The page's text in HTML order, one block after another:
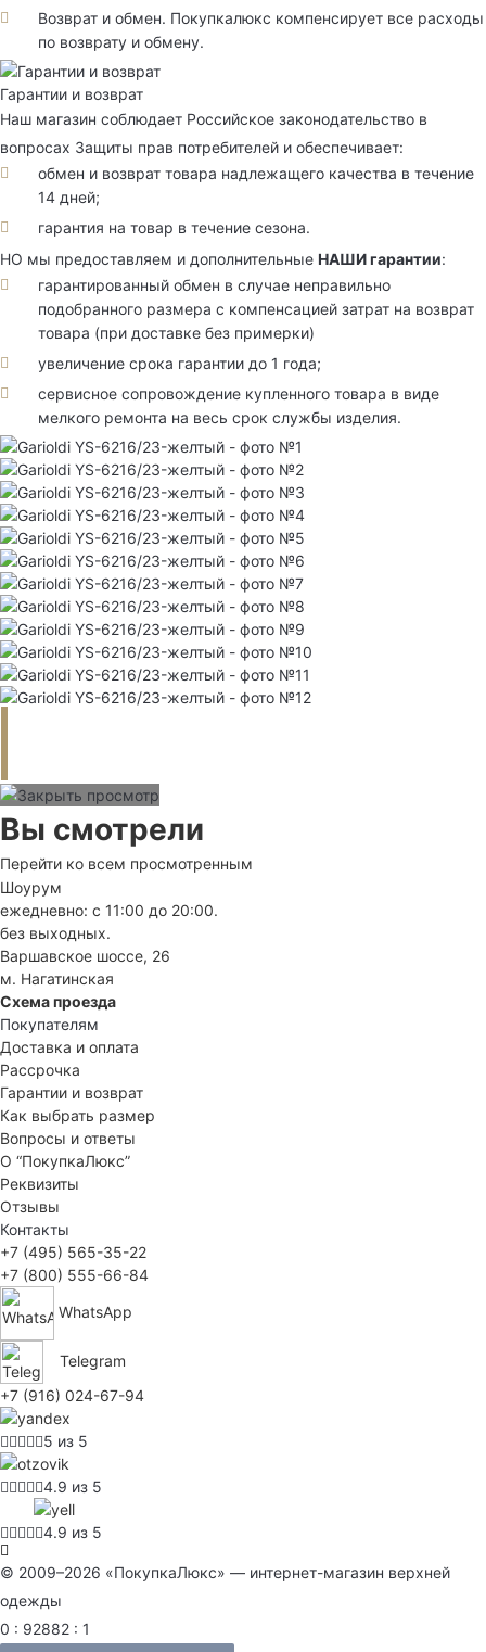
Возврат и обмен. Покупкалюкс компенсирует все расходы
по возврату и обмену.
Гарантии и возврат
Наш магазин соблюдает Российское законодательство в
вопросах Защиты прав потребителей и обеспечивает:
обмен и возврат товара надлежащего качества в течение
14 дней;
гарантия на товар в течение сезона.
НО мы предоставляем и дополнительные НАШИ гарантии:
гарантированный обмен в случае неправильно
подобранного размера с компенсацией затрат на возврат
товара (при доставке без примерки)
увеличение срока гарантии до 1 года;
сервисное сопровождение купленного товара в виде
мелкого ремонта на весь срок службы изделия.
Вы смотрели
Перейти ко всем просмотренным
Шоурум
ежедневно: с 11:00 до 20:00.
без выходных.
Варшавское шоссе, 26
м. Нагатинская
Схема проезда
Покупателям
Доставка и оплата
Рассрочка
Гарантии и возврат
Как выбрать размер
Вопросы и ответы
О “ПокупкаЛюкс”
Реквизиты
Отзывы
Контакты
+7 (495) 565-35-22
+7 (800) 555-66-84
WhatsApp
Telegram
+7 (916) 024-67-94
5 из 5
4.9 из 5
4.9 из 5
© 2009–2026 «ПокупкаЛюкс» — интернет-магазин верхней
одежды
0 : 92882 : 1